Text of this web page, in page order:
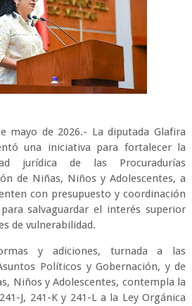
mayo de 2026.- La diputada Glafira
una iniciativa para fortalecer la
jurídica de las Procuradurías
de Niñas, Niños y Adolescentes, a
con presupuesto y coordinación
salvaguardar el interés superior
de vulnerabilidad.
y adiciones, turnada a las
Políticos y Gobernación, y de
Niños y Adolescentes, contempla la
J, 241-K y 241-L a la Ley Orgánica